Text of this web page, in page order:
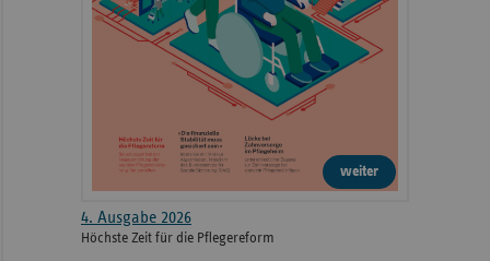
weiter
4. Ausgabe 2026
Höchste Zeit für die Pflegereform